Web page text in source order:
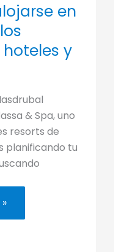
en
y
& Spa, uno
resorts de
planificando tu